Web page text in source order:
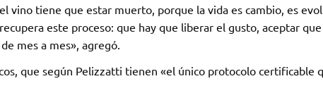
vino tiene que estar muerto, porque la vida es cambio, es
este proceso: que hay que liberar el gusto, aceptar
mes a mes», agregó.
que según Pelizzatti tienen «el único protocolo certificable